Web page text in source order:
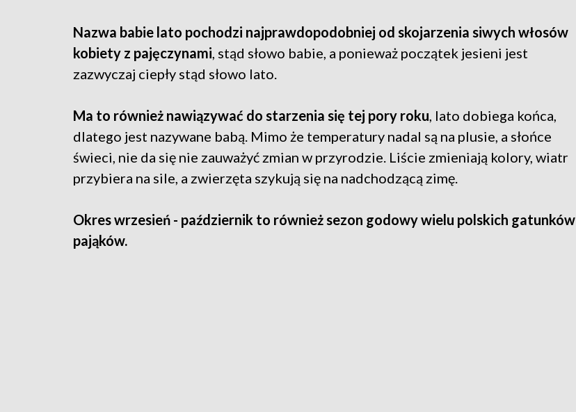
Nazwa babie lato pochodzi najprawdopodobniej od skojarzenia siwych włosów
kobiety z pajęczynami, stąd słowo babie, a ponieważ początek jesieni jest
zazwyczaj ciepły stąd słowo lato.
Ma to również nawiązywać do starzenia się tej pory roku, lato dobiega końca,
dlatego jest nazywane babą. Mimo że temperatury nadal są na plusie, a słońce
świeci, nie da się nie zauważyć zmian w przyrodzie. Liście zmieniają kolory, wiatr
przybiera na sile, a zwierzęta szykują się na nadchodzącą zimę.
Okres wrzesień - październik to również sezon godowy wielu polskich gatunków
pająków.